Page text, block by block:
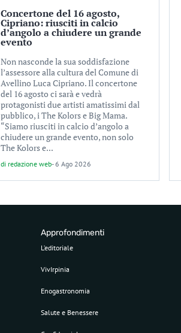
Concertone del 16 agosto,
Cipriano: riusciti in calcio
d’angolo a chiudere un grande
evento
Non nasconde la sua soddisfazione
l’assessore alla cultura del Comune di
Avellino Luca Cipriano. Il concertone
del 16 agosto ci sarà e vedrà
protagonisti due artisti amatissimi dal
pubblico, i The Kolors e Big Mama.
“Siamo riusciti in calcio d’angolo a
chiudere un grande evento, non solo
The Kolors e...
di redazione web-6 Ago 2026
Approfondimenti
L’editoriale
VivIrpinia
Enogastronomia
Salute e Benessere